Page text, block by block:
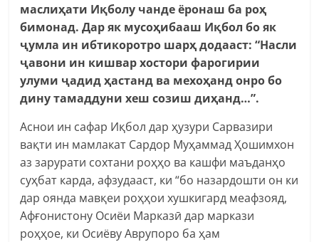
маслиҳати Иқболу чанде ёронаш ба роҳ
бимонад. Дар як мусоҳибааш Иқбол бо як
ҷумла ин ибтикоротро шарҳ додааст: “Насли
ҷавони ин кишвар хостори фарогирии
улуми ҷадид ҳастанд ва мехоҳанд онро бо
дину тамаддуни хеш созиш диҳанд…”.
Аснои ин сафар Иқбол дар ҳузури Сарвазири
вақти ин мамлакат Сардор Муҳаммад Ҳошимхон
аз зарурати сохтани роҳҳо ва кашфи маъданҳо
суҳбат карда, афзудааст, ки “бо назардошти он ки
дар оянда мавқеи роҳҳои хушкигард меафзояд,
Афғонистону Осиёи Марказӣ дар маркази
роҳҳое, ки Осиёву Аврупоро ба ҳам